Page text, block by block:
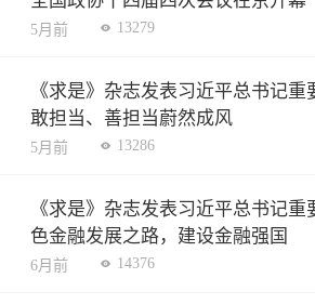
5月前 13279
《求是》杂志发表习近平总书记重
敢担当、善担当蔚然成风
5月前 13286
《求是》杂志发表习近平总书记
色金融发展之路，建设金融强国
6月前 14376